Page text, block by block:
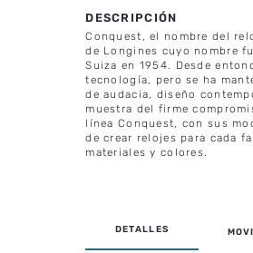
Conquest, el nombre del
de Longines cuyo nombre
Suiza en 1954. Desde
tecnología, pero se ha
de audacia, diseño
muestra del firme
línea Conquest, con sus
de crear relojes para cada
materiales y colores.